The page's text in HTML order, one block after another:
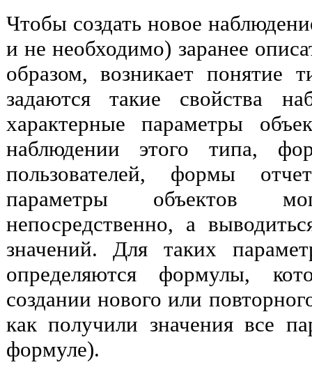
Чтобы создать новое
и не необходимо) заранее
образом, возникает понятие
задаются такие свойства
характерные параметры
наблюдении этого типа,
пользователей, формы
параметры объектов
непосредственно, а
значений. Для таких
определяются формулы,
создании нового или
как получили значения все
формуле).